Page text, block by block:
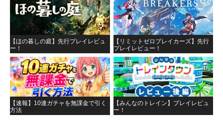
【ほの暮しの庭】先行プレイレビュ
ー！
【リミットゼロブレイカーズ】先行
プレイレビュー！
【速報】10連ガチャを無課金で引く
方法
【みんなのトレイン】プレイレビュ
ー！